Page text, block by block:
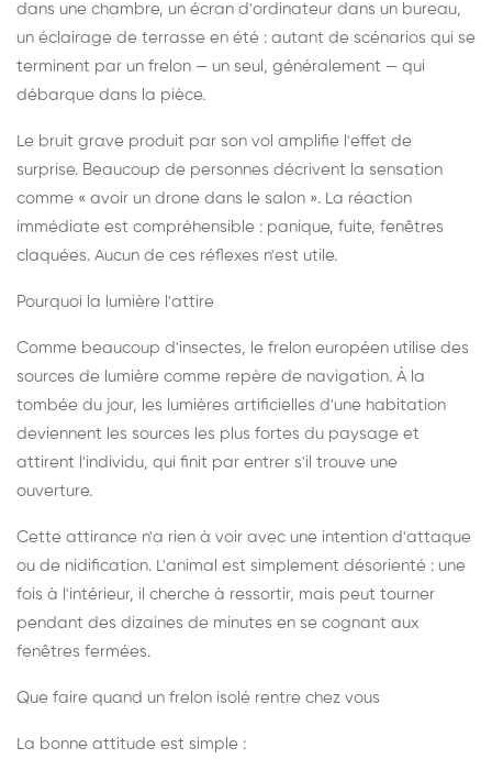
dans une chambre, un écran d'ordinateur dans un bureau,
un éclairage de terrasse en été : autant de scénarios qui se
terminent par un frelon — un seul, généralement — qui
débarque dans la pièce.
Le bruit grave produit par son vol amplifie l'effet de
surprise. Beaucoup de personnes décrivent la sensation
comme « avoir un drone dans le salon ». La réaction
immédiate est compréhensible : panique, fuite, fenêtres
claquées. Aucun de ces réflexes n'est utile.
Pourquoi la lumière l'attire
Comme beaucoup d'insectes, le frelon européen utilise des
sources de lumière comme repère de navigation. À la
tombée du jour, les lumières artificielles d'une habitation
deviennent les sources les plus fortes du paysage et
attirent l'individu, qui finit par entrer s'il trouve une
ouverture.
Cette attirance n'a rien à voir avec une intention d'attaque
ou de nidification. L'animal est simplement désorienté : une
fois à l'intérieur, il cherche à ressortir, mais peut tourner
pendant des dizaines de minutes en se cognant aux
fenêtres fermées.
Que faire quand un frelon isolé rentre chez vous
La bonne attitude est simple :